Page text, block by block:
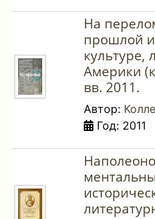
На
прошлой
культуре,
Америки
вв. 2011.
Автор:
Год: 2011